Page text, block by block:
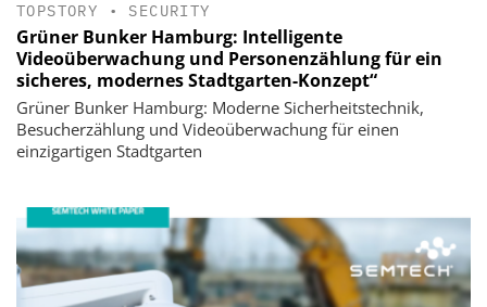
TOPSTORY • SECURITY
Grüner Bunker Hamburg: Intelligente
Videoüberwachung und Personenzählung für ein
sicheres, modernes Stadtgarten-Konzept“
Grüner Bunker Hamburg: Moderne Sicherheitstechnik,
Besucherzählung und Videoüberwachung für einen
einzigartigen Stadtgarten